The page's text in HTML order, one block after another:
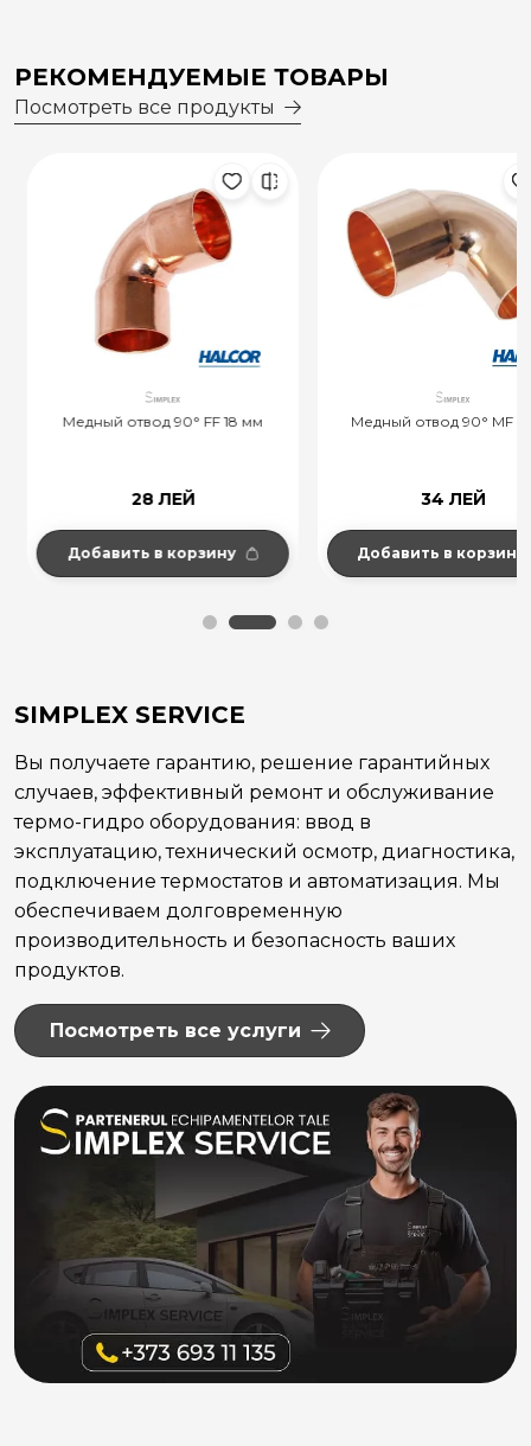
РЕКОМЕНДУЕМЫЕ ТОВАРЫ
Посмотреть все продукты
Медный отвод 90° FF 18 мм
28 ЛЕЙ
Добавить в корзину
Медный отвод 90° MF 18
34 ЛЕЙ
Добавить в корзину
SIMPLEX SERVICE
Вы получаете гарантию, решение гарантийных
случаев, эффективный ремонт и обслуживание
термо-гидро оборудования: ввод в
эксплуатацию, технический осмотр, диагностика,
подключение термостатов и автоматизация. Мы
обеспечиваем долговременную
производительность и безопасность ваших
продуктов.
Посмотреть все услуги